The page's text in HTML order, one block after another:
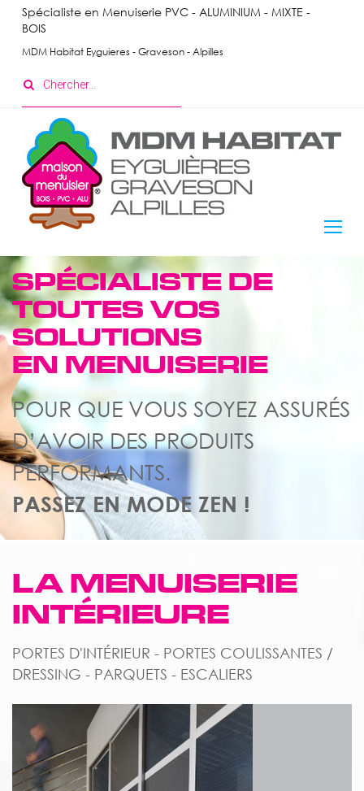
Skip
content
Spécialiste en Menuiserie PVC - ALUMINIUM - MIXTE -
BOIS
MDM Habitat Eyguieres - Graveson - Alpilles
Menuiserie
Intérieure
SPÉCIALISTE DE
TOUTES VOS
SOLUTIONS
EN MENUISERIE
POUR QUE VOUS SOYEZ ASSURÉS
D’AVOIR DES PRODUITS
PERFORMANTS.
PASSEZ EN MODE ZEN !
LA MENUISERIE
INTÉRIEURE
PORTES D'INTÉRIEUR - PORTES COULISSANTES /
DRESSING - PARQUETS - ESCALIERS